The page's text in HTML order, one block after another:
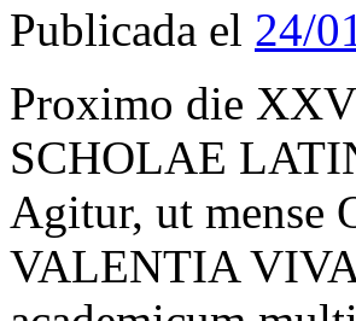
Publicada el 24/
Proximo die
SCHOLAE
Agitur, ut mense
VALENTIA